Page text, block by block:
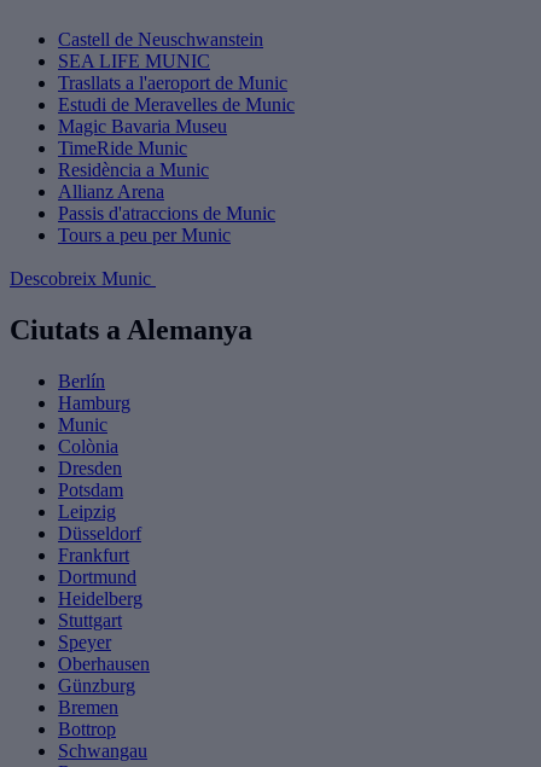
Castell de Neuschwanstein
SEA LIFE MUNIC
Trasllats a l'aeroport de Munic
Estudi de Meravelles de Munic
Magic Bavaria Museu
TimeRide Munic
Residència a Munic
Allianz Arena
Passis d'atraccions de Munic
Tours a peu per Munic
Descobreix Munic
Ciutats a Alemanya
Berlín
Hamburg
Munic
Colònia
Dresden
Potsdam
Leipzig
Düsseldorf
Frankfurt
Dortmund
Heidelberg
Stuttgart
Speyer
Oberhausen
Günzburg
Bremen
Bottrop
Schwangau